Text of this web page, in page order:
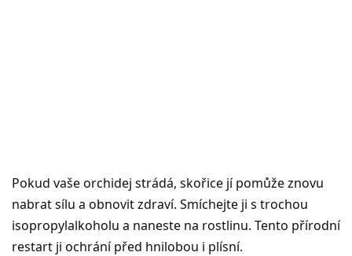
Pokud vaše orchidej strádá, skořice jí pomůže znovu
nabrat sílu a obnovit zdraví. Smíchejte ji s trochou
isopropylalkoholu a naneste na rostlinu. Tento přírodní
restart ji ochrání před hnilobou i plísní.